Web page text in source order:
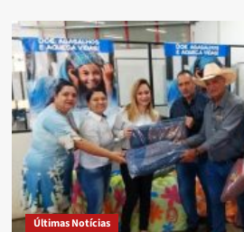
Prefeitura
de
Anápolis
lança,
nesta
terça,
Campanha
do
Agasalho
Últimas Notícias